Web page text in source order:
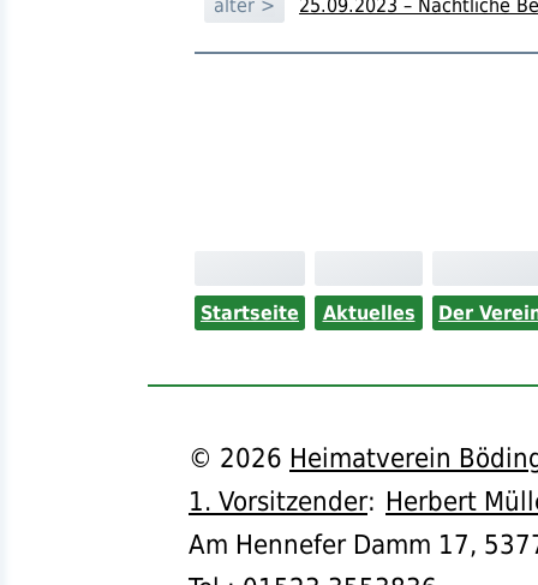
älter > 25.09.2023 – Nächtliche
Startseite Aktuelles Der
© 2026 Heimatverein
1. Vorsitzender: Herbert
Am Hennefer Damm 17,